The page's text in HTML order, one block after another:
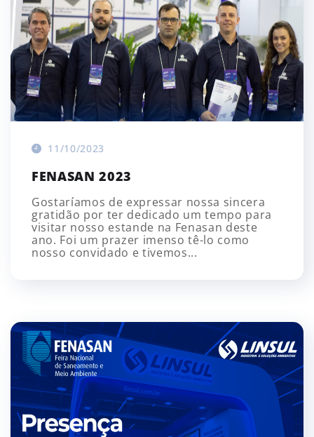
11/10/2023
FENASAN 2023
Gostaríamos de expressar nossa sincera
gratidão por ter dedicado um tempo para
visitar nosso estande na Fenasan deste
ano. Foi um prazer imenso tê-lo como
nosso convidado e tivemos...